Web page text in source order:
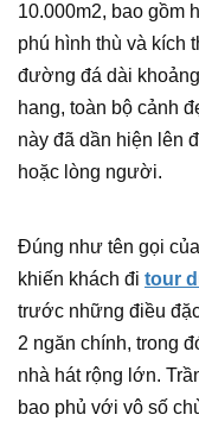
10.000m2, bao gồm
phú hình thù và kích
đường đá dài
hang, toàn bộ cảnh
này đã dần hiện lên
hoặc lòng người.
Đúng như tên gọi
khiến khách đi tour
trước những điều
2 ngăn chính, trong
nhà hát rộng lớn.
bao phủ với vô số